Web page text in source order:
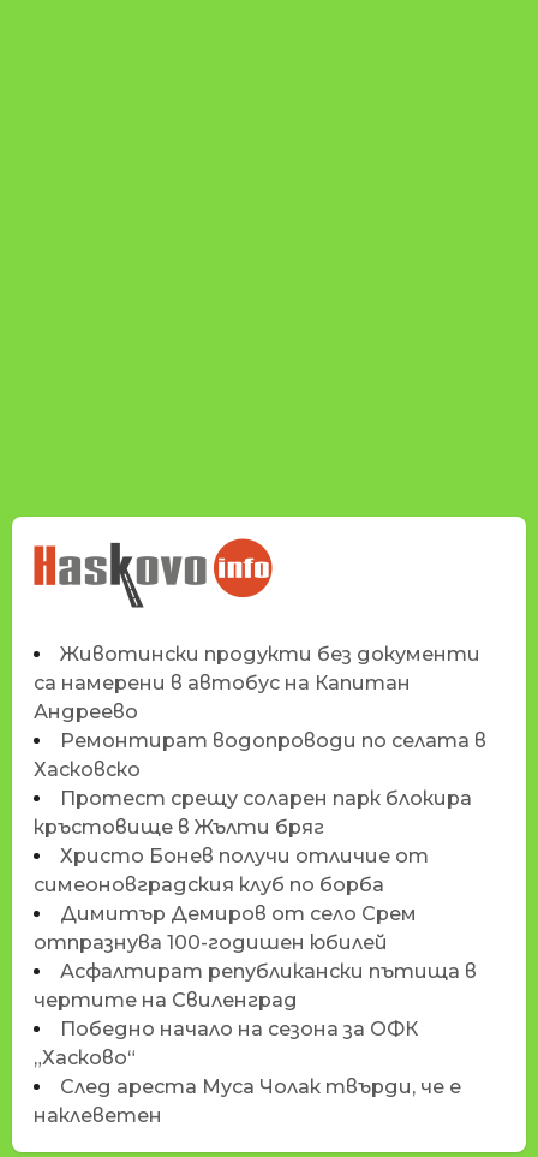
НОВИНИТЕ НА
HASKOVO.INFO
Животински продукти без документи
са намерени в автобус на Капитан
Андреево
Ремонтират водопроводи по селата в
Хасковско
Протест срещу соларен парк блокира
кръстовище в Жълти бряг
Христо Бонев получи отличие от
симеоновградския клуб по борба
Димитър Демиров от село Срем
отпразнува 100-годишен юбилей
Асфалтират републикански пътища в
чертите на Свиленград
Победно начало на сезона за ОФК
„Хасково“
След ареста Муса Чолак твърди, че е
наклеветен